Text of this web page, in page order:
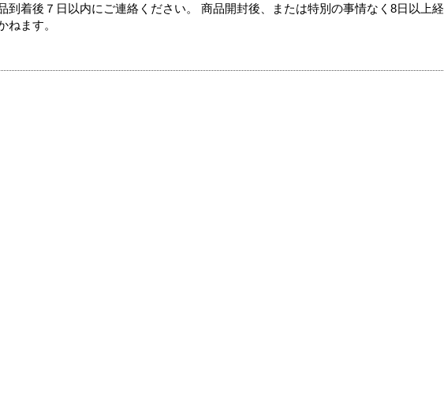
到着後７日以内にご連絡ください。 商品開封後、または特別の事情なく8日以上経
ねます。